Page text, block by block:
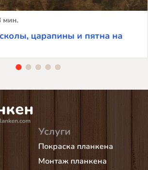
мин.
царапины и пятна на
Услуги
Покраска планкена
Монтаж планкена